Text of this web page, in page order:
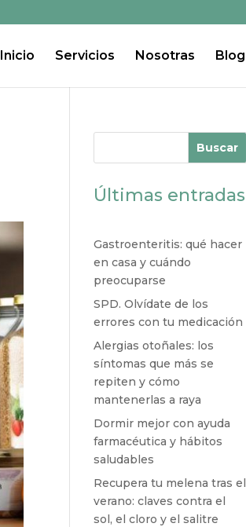
Inicio Servicios Nosotras Blog
Buscar
Últimas entradas
Gastroenteritis: qué hacer
en casa y cuándo
preocuparse
SPD. Olvídate de los
errores con tu medicación
Alergias otoñales: los
síntomas que más se
repiten y cómo
mantenerlas a raya
Dormir mejor con ayuda
farmacéutica y hábitos
saludables
Recupera tu melena tras el
verano: claves contra el
sol, el cloro y el salitre